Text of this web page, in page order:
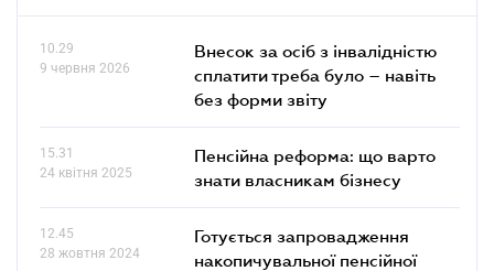
10.29
9 червня 2026
Внесок за осіб з інвалідністю
сплатити треба було – навіть
без форми звіту
15.31
24 квітня 2025
Пенсійна реформа: що варто
знати власникам бізнесу
12.45
28 жовтня 2024
Готується запровадження
накопичувальної пенсійної